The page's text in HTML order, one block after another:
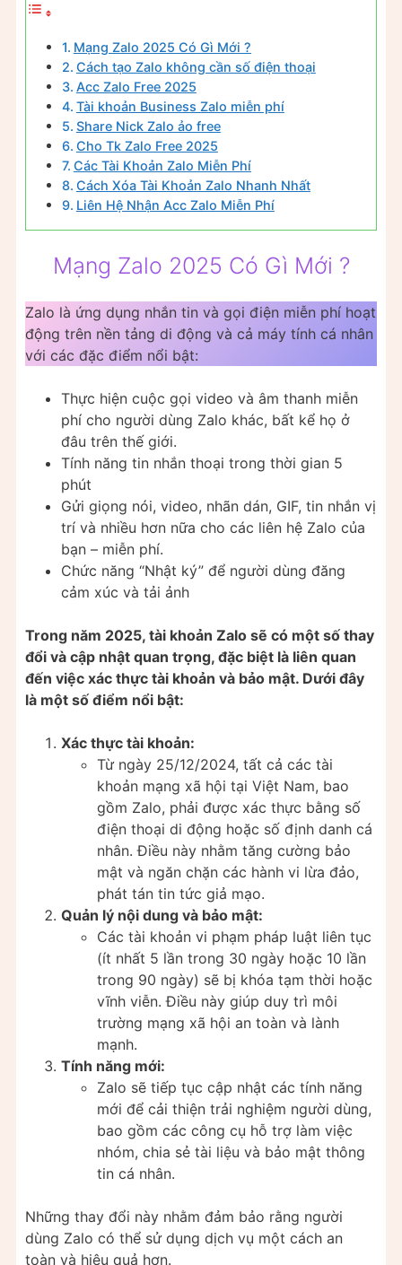
Mạng Zalo 2025 Có Gì Mới ?
Cách tạo Zalo không cần số điện thoại
Acc Zalo Free 2025
Tài khoản Business Zalo miễn phí
Share Nick Zalo ảo free
Cho Tk Zalo Free 2025
Các Tài Khoản Zalo Miễn Phí
Cách Xóa Tài Khoản Zalo Nhanh Nhất
Liên Hệ Nhận Acc Zalo Miễn Phí
Mạng Zalo 2025 Có Gì Mới ?
Zalo là ứng dụng nhắn tin và gọi điện miễn phí hoạt
động trên nền tảng di động và cả máy tính cá nhân
với các đặc điểm nổi bật:
Thực hiện cuộc gọi video và âm thanh miễn
phí cho người dùng Zalo khác, bất kể họ ở
đâu trên thế giới.
Tính năng tin nhắn thoại trong thời gian 5
phút
Gửi giọng nói, video, nhãn dán, GIF, tin nhắn vị
trí và nhiều hơn nữa cho các liên hệ Zalo của
bạn – miễn phí.
Chức năng “Nhật ký” để người dùng đăng
cảm xúc và tải ảnh
Trong năm 2025, tài khoản Zalo sẽ có một số thay
đổi và cập nhật quan trọng, đặc biệt là liên quan
đến việc xác thực tài khoản và bảo mật. Dưới đây
là một số điểm nổi bật:
Xác thực tài khoản:
Từ ngày 25/12/2024, tất cả các tài
khoản mạng xã hội tại Việt Nam, bao
gồm Zalo, phải được xác thực bằng số
điện thoại di động hoặc số định danh cá
nhân. Điều này nhằm tăng cường bảo
mật và ngăn chặn các hành vi lừa đảo,
phát tán tin tức giả mạo.
Quản lý nội dung và bảo mật:
Các tài khoản vi phạm pháp luật liên tục
(ít nhất 5 lần trong 30 ngày hoặc 10 lần
trong 90 ngày) sẽ bị khóa tạm thời hoặc
vĩnh viễn. Điều này giúp duy trì môi
trường mạng xã hội an toàn và lành
mạnh.
Tính năng mới:
Zalo sẽ tiếp tục cập nhật các tính năng
mới để cải thiện trải nghiệm người dùng,
bao gồm các công cụ hỗ trợ làm việc
nhóm, chia sẻ tài liệu và bảo mật thông
tin cá nhân.
Những thay đổi này nhằm đảm bảo rằng người
dùng Zalo có thể sử dụng dịch vụ một cách an
toàn và hiệu quả hơn.